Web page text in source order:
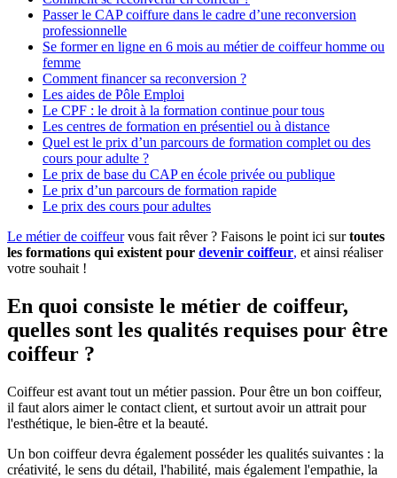
Passer le CAP coiffure dans le cadre d’une reconversion
professionnelle
Se former en ligne en 6 mois au métier de coiffeur homme ou
femme
Comment financer sa reconversion ?
Les aides de Pôle Emploi
Le CPF : le droit à la formation continue pour tous
Les centres de formation en présentiel ou à distance
Quel est le prix d’un parcours de formation complet ou des
cours pour adulte ?
Le prix de base du CAP en école privée ou publique
Le prix d’un parcours de formation rapide
Le prix des cours pour adultes
Le métier de coiffeurvous fait rêver ? Faisons le point ici surtoutes
les formations qui existent pour devenir coiffeur, et ainsi réaliser
votre souhait !
En quoi consiste le métier de coiffeur,
quelles sont les qualités requises pour être
coiffeur ?
Coiffeur est avant tout un métier passion. Pour être un bon coiffeur,
il faut alors aimer le contact client, et surtout avoir un attrait pour
l'esthétique, le bien-être et la beauté.
Un bon coiffeur devra également posséder les qualités suivantes : la
créativité, le sens du détail, l'habilité, mais également l'empathie, la